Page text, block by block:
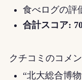
食べログの評
合計スコア:
クチコミのコメ
“北大総合博